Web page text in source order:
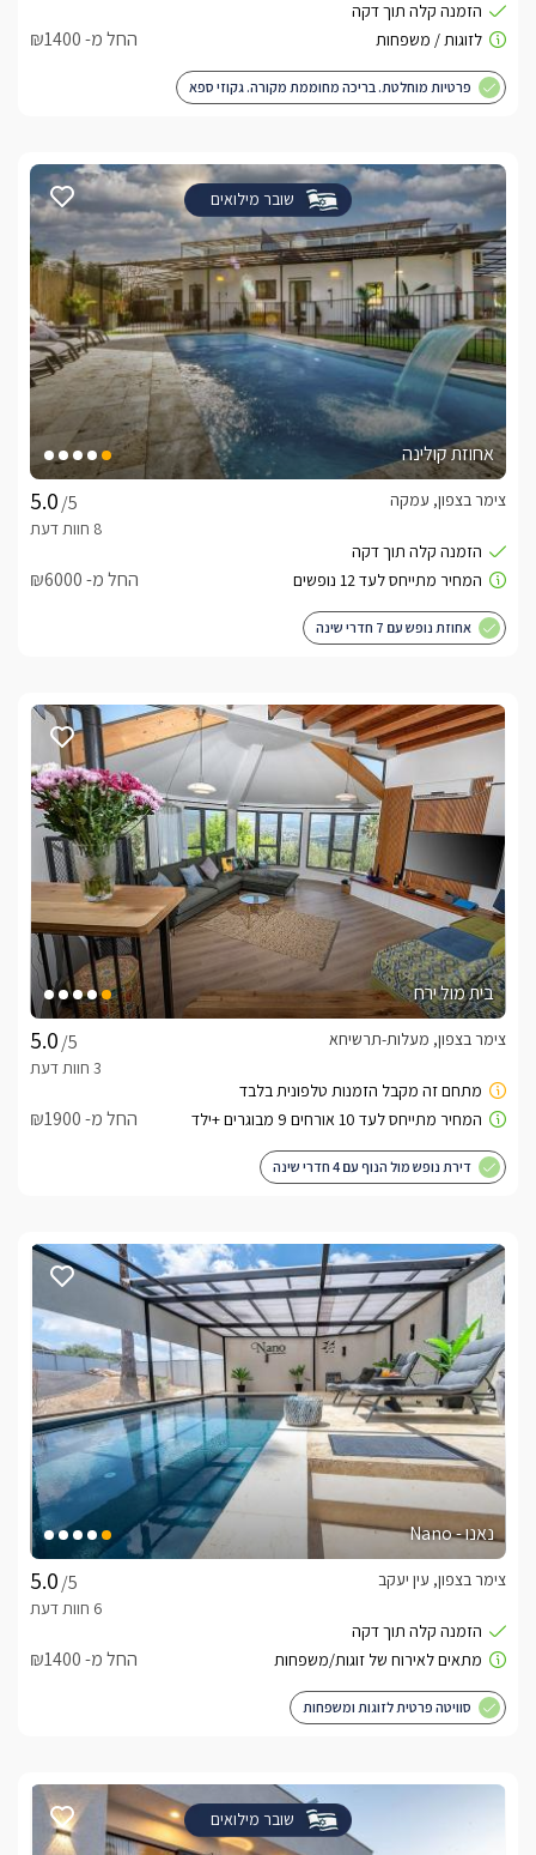
החל מ- ₪1400
פרטיות מוחלטת. בריכה מחוממת מקורה. גקוזי ספא
שובר מילואים
אחוזת קולינה
/5
צימר בצפון, עמקה
החל מ- ₪6000
אחוזת נופש עם 7 חדרי שינה
בית מול ירח
/5
צימר בצפון, מעלות-תרשיחא
החל מ- ₪1900
דירת נופש מול הנוף עם 4 חדרי שינה
נאנו - Nano
/5
צימר בצפון, עין יעקב
החל מ- ₪1400
סוויטה פרטית לזוגות ומשפחות
שובר מילואים